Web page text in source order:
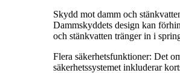
Skydd mot damm och
Dammskyddets design kan
och stänkvatten tränger in i
Flera säkerhetsfunktioner: Det
säkerhetssystemet inkluderar